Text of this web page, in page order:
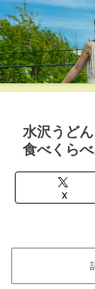
水沢うど
食べくらべ
X